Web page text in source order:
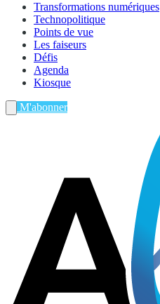
Transformations numériques
Technopolitique
Points de vue
Les faiseurs
Défis
Agenda
Kiosque
M'abonner